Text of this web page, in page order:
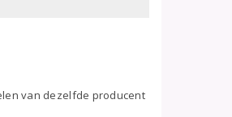
van dezelfde producent